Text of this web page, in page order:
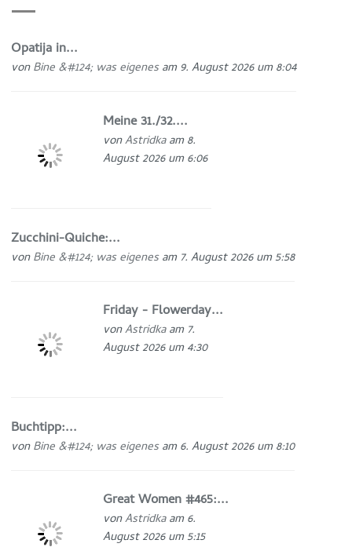
Opatija in...
vonBine &#124; was eigenesam 9. August 2026 um 8:04
Meine 31./32....
vonAstridkaam 8.
August 2026 um 6:06
Zucchini-Quiche:...
vonBine &#124; was eigenesam 7. August 2026 um 5:58
Friday - Flowerday...
vonAstridkaam 7.
August 2026 um 4:30
Buchtipp:...
vonBine &#124; was eigenesam 6. August 2026 um 8:10
Great Women #465:...
vonAstridkaam 6.
August 2026 um 5:15